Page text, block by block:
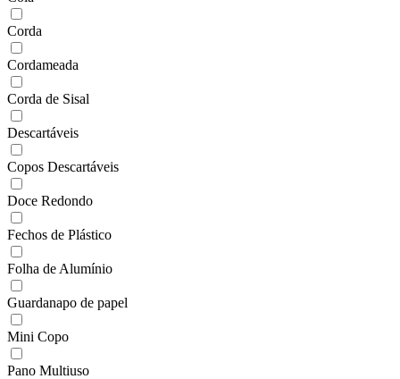
Corda
Cordameada
Corda de Sisal
Descartáveis
Copos Descartáveis
Doce Redondo
Fechos de Plástico
Folha de Alumínio
Guardanapo de papel
Mini Copo
Pano Multiuso